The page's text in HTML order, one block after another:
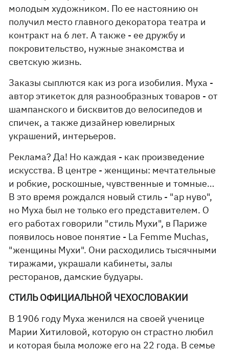
молодым художником. По ее настоянию он
получил место главного декоратора театра и
контракт на 6 лет. А также - ее дружбу и
покровительство, нужные знакомства и
светскую жизнь.
Заказы сыплются как из рога изобилия. Муха -
автор этикеток для разнообразных товаров - от
шампанского и бисквитов до велосипедов и
спичек, а также дизайнер ювелирных
украшений, интерьеров.
Реклама? Да! Но каждая - как произведение
искусства. В центре - женщины: мечтательные
и робкие, роскошные, чувственные и томные…
В это время рождался новый стиль - "ар нуво",
но Муха был не только его представителем. О
его работах говорили "стиль Мухи", в Париже
появилось новое понятие - La Femme Muchas,
"женщины Мухи". Они расходились тысячными
тиражами, украшали кабинеты, залы
ресторанов, дамские будуары.
СТИЛЬ ОФИЦИАЛЬНОЙ ЧЕХОСЛОВАКИИ
В 1906 году Муха женился на своей ученице
Марии Хитиловой, которую он страстно любил
и которая была моложе его на 22 года. В семье